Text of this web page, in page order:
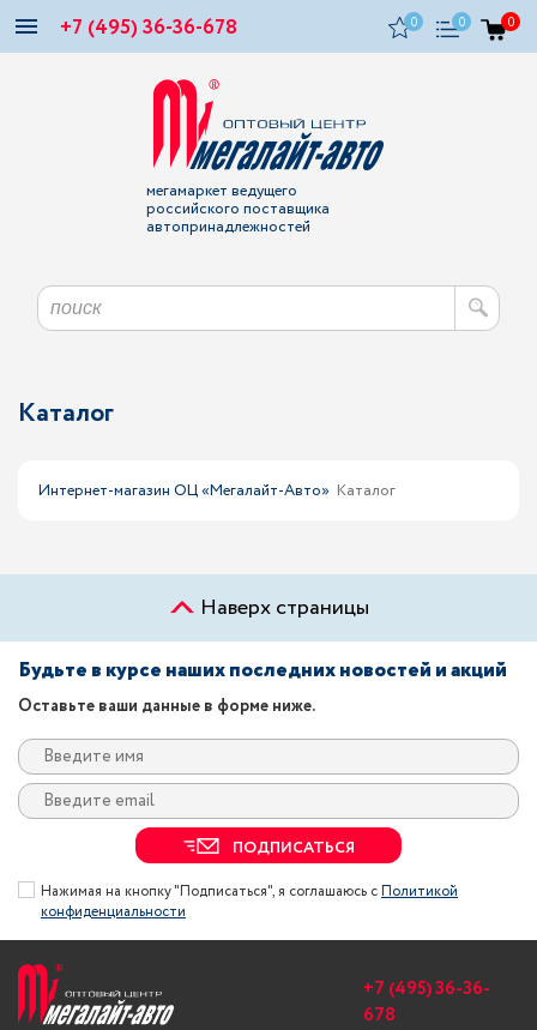
+7 (495) 36-36-678 0 0 0
мегамаркет ведущего
российского поставщика
автопринадлежностей
Каталог
Интернет-магазин ОЦ «Мегалайт-Авто» Каталог
Наверх страницы
Будьте в курсе наших последних новостей и акций
Оставьте ваши данные в форме ниже.
ПОДПИСАТЬСЯ
Нажимая на кнопку "Подписаться", я соглашаюсь сПолитикой
конфиденциальности
+7 (495) 36-36-
678